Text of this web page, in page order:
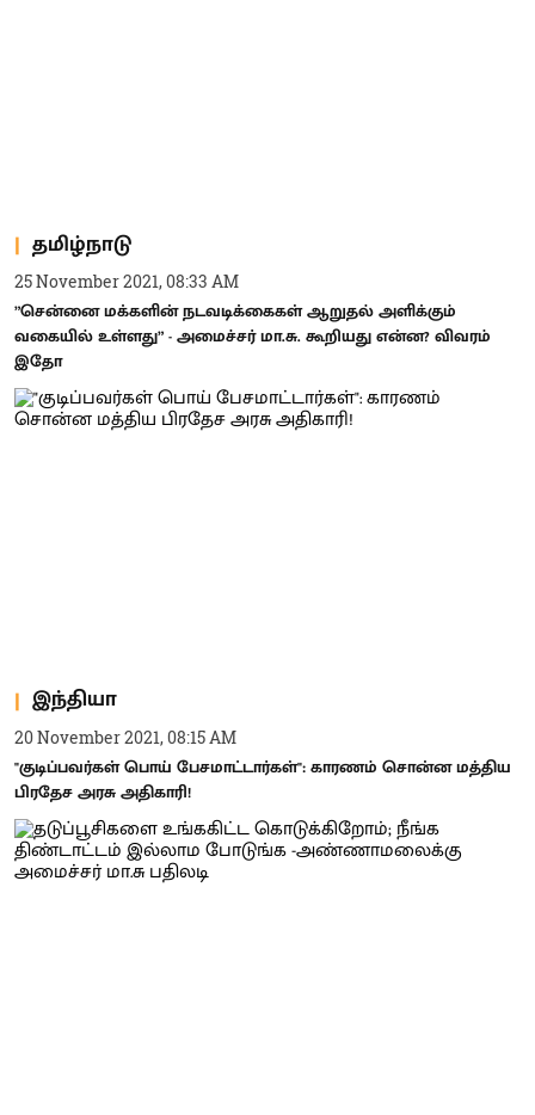
தமிழ்நாடு
25 November 2021, 08:33 AM
”சென்னை மக்களின் நடவடிக்கைகள் ஆறுதல் அளிக்கும்
வகையில் உள்ளது” - அமைச்சர் மா.சு. கூறியது என்ன? விவரம்
இதோ
இந்தியா
20 November 2021, 08:15 AM
"குடிப்பவர்கள் பொய் பேசமாட்டார்கள்": காரணம் சொன்ன மத்திய
பிரதேச அரசு அதிகாரி!